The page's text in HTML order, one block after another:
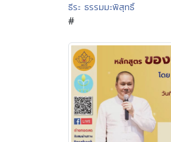
ธีระ ธรรมมะพิสุทธิ์
#